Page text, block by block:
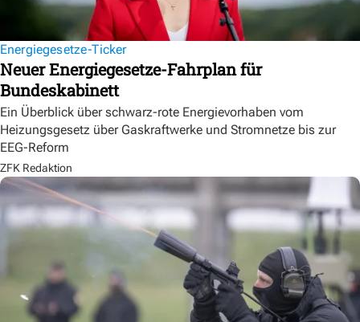
Energiegesetze-Ticker
Neuer Energiegesetze-Fahrplan für
Bundeskabinett
Ein Überblick über schwarz-rote Energievorhaben vom
Heizungsgesetz über Gaskraftwerke und Stromnetze bis zur
EEG-Reform
ZFK Redaktion